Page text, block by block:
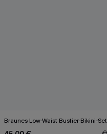
Braunes Low-Waist Bustier-Bikini-Set